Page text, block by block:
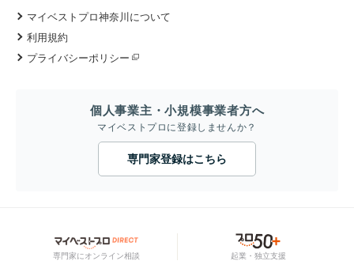
マイベストプロ神奈川について
利用規約
プライバシーポリシー
個人事業主・小規模事業者方へ
マイベストプロに登録しませんか？
専門家登録はこちら
専門家にオンライン相談 起業・独立支援